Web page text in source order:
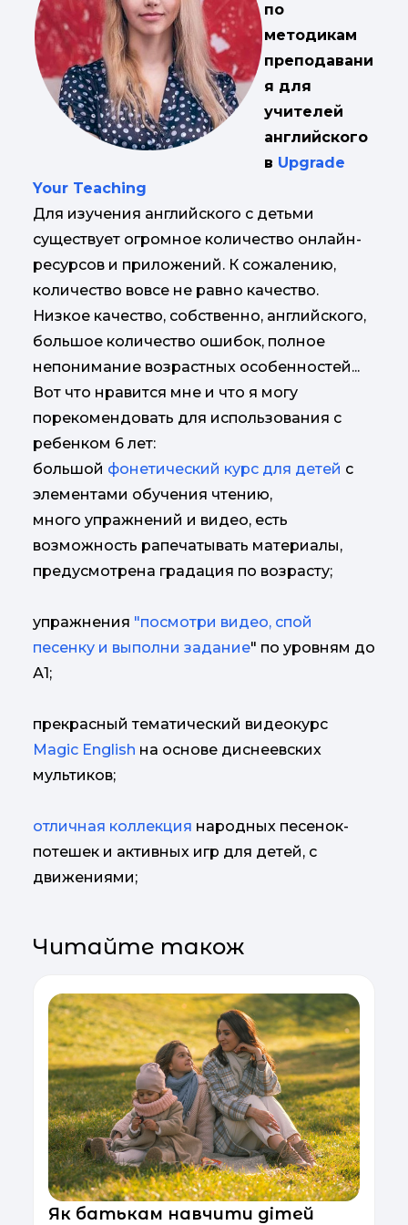
по
методикам
преподавани
я для
учителей
английского
в Upgrade
Your Teaching
Для изучения английского с детьми
существует огромное количество онлайн-
ресурсов и приложений. К сожалению,
количество вовсе не равно качество.
Низкое качество, собственно, английского,
большое количество ошибок, полное
непонимание возрастных особенностей...
Вот что нравится мне и что я могу
порекомендовать для использования с
ребенком 6 лет:
большой фонетический курс для детей с
элементами обучения чтению,
много упражнений и видео, есть
возможность рапечатывать материалы,
предусмотрена градация по возрасту;
упражнения "посмотри видео, спой
песенку и выполни задание" по уровням до
А1;
прекрасный тематический видеокурс
Magic English на основе диснеевских
мультиков;
отличная коллекция народных песенок-
потешек и активных игр для детей, с
движениями;
Читайте також
Як батькам навчити дітей